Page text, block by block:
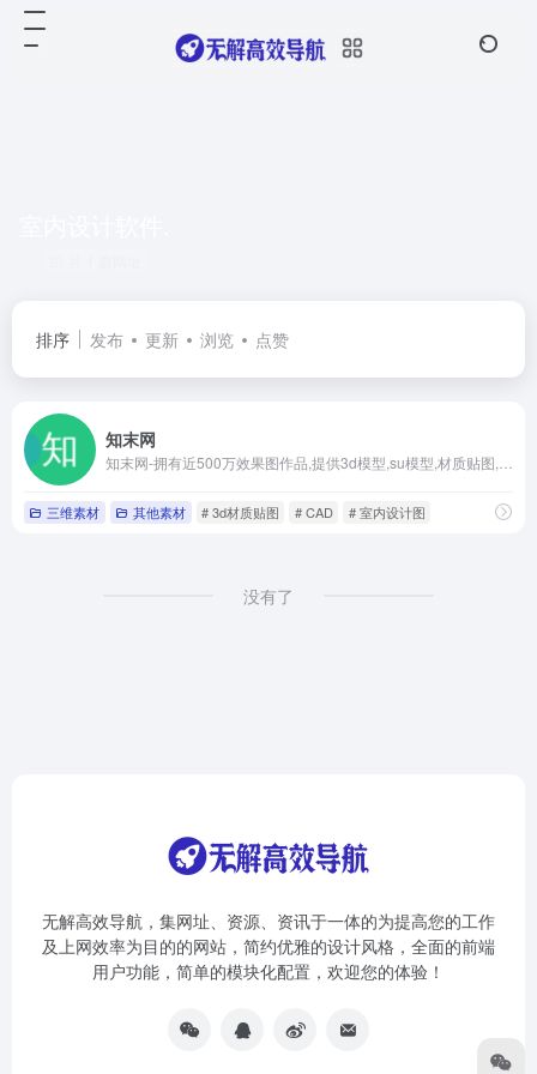
排序 发布 更新 浏览 点赞
知末网
三维素材 其他素材 # 3d材质贴图 # CAD # 室内设计图
没有了
无解高效导航，集网址、资源、资讯于一体的为提高您的工作
及上网效率为目的的网站，简约优雅的设计风格，全面的前端
用户功能，简单的模块化配置，欢迎您的体验！